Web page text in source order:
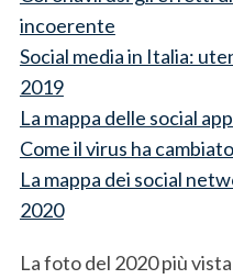
incoerente
Social media in Italia:
2019
La mappa delle social
Come il virus ha
La mappa dei social
2020
La foto del 2020 più